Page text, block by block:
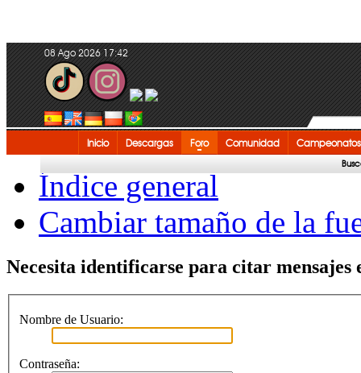
08 Ago 2026 17:42
Inicio Descargas Foro Comunidad Campeonatos
Índice general
Cambiar tamaño de la
Necesita identificarse para citar mensajes
Nombre de Usuario:
Contraseña: